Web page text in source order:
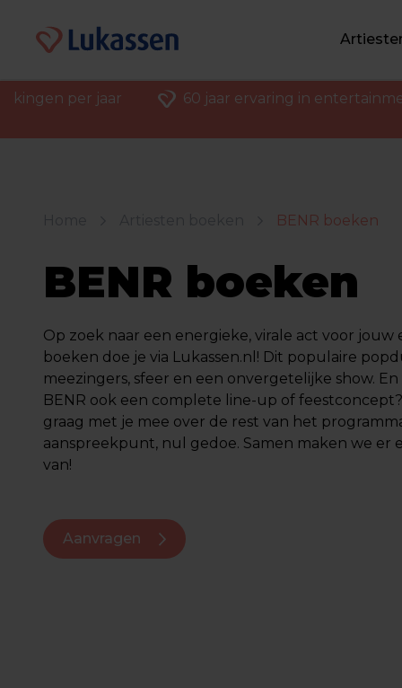
per jaar 60 jaar ervaring in
BENR boeken
BENR boeken
Op zoek naar een energieke, virale act voor jouw
boeken doe je via Lukassen.nl! Dit populaire
meezingers, sfeer en een onvergetelijke show. En
BENR ook een complete line-up of
graag met je mee over de rest van het
aanspreekpunt, nul gedoe. Samen maken we er
van!
Aanvragen